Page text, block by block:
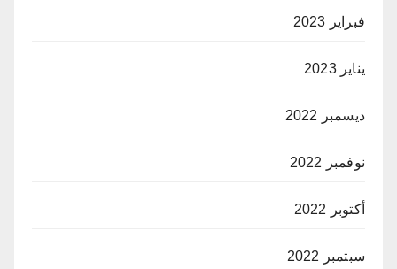
فبراير 2023
يناير 2023
ديسمبر 2022
نوفمبر 2022
أكتوبر 2022
سبتمبر 2022